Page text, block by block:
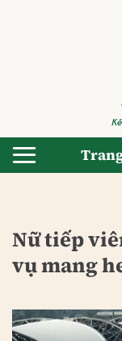
Nữ tiếp
vụ mang